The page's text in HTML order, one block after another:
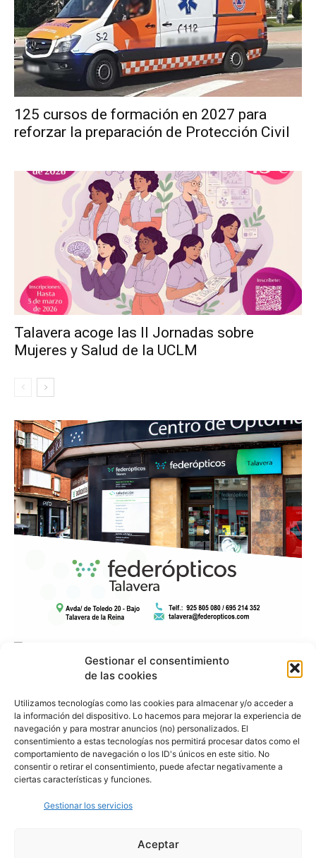
Gestionar el consentimiento
de las cookies
Utilizamos tecnologías como las cookies para almacenar y/o acceder a
la información del dispositivo. Lo hacemos para mejorar la experiencia de
navegación y para mostrar anuncios (no) personalizados. El
consentimiento a estas tecnologías nos permitirá procesar datos como el
comportamiento de navegación o los ID's únicos en este sitio. No
consentir o retirar el consentimiento, puede afectar negativamente a
ciertas características y funciones.
Gestionar los servicios
Aceptar
125 cursos de formación en 2027 para
reforzar la preparación de Protección Civil
Talavera acoge las II Jornadas sobre
Mujeres y Salud de la UCLM